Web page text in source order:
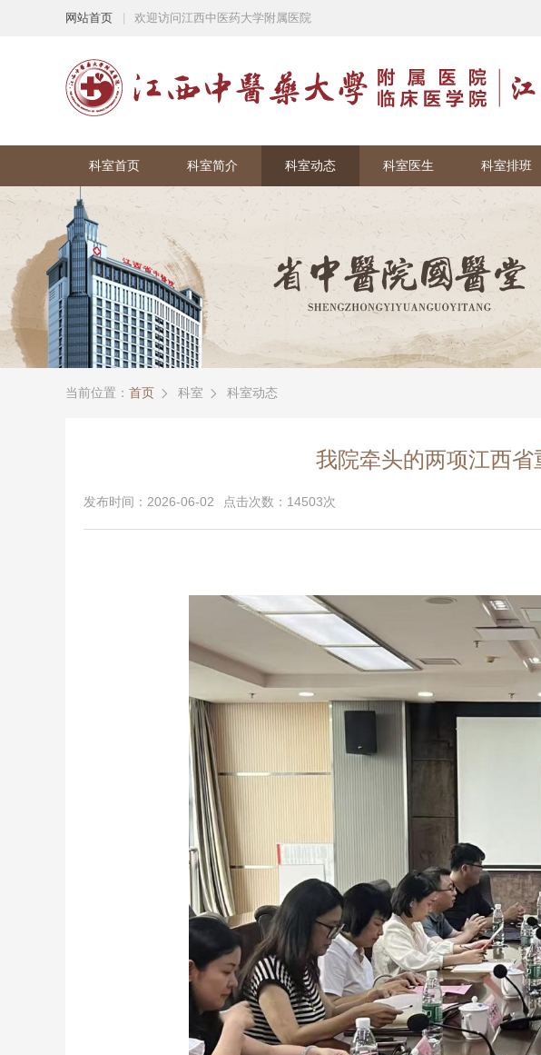
网站首页 欢迎访问江西中医药大学附属医院
科室首页 科室简介 科室动态 科室医生 科室排班
当前位置： 首页  科室  科室动态
我院牵头的两项江西
发布时间：2026-06-02 点击次数：14503次